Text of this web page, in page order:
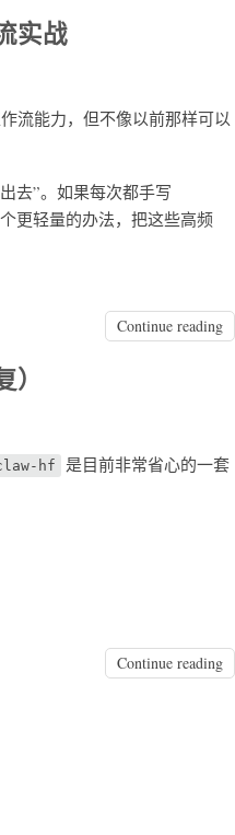
实战
流能力，但不像以前那样可以
去”。如果每次都手写
更轻量的办法，把这些高频
Continue reading
hf
是目前非常省心的一套
Continue reading